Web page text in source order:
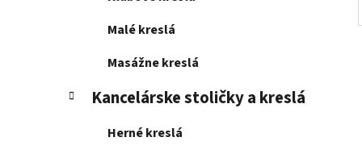
Malé kreslá
Masážne kreslá
Kancelárske stoličky a kreslá
Herné kreslá